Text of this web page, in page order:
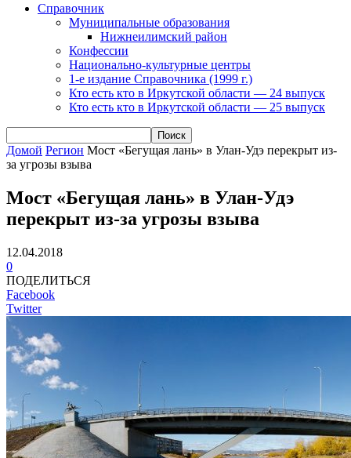
Справочник
Муниципальные образования
Нижнеилимский район
Конфессии
Национально-культурные центры
1-е издание Справочника (1999 г.)
Кто есть кто в Иркутской области — 24 выпуск
Кто есть кто в Иркутской области — 25 выпуск
Домой Регион Мост «Бегущая лань» в Улан-Удэ перекрыт из-
за угрозы взыва
Мост «Бегущая лань» в Улан-Удэ
перекрыт из-за угрозы взыва
12.04.2018
0
ПОДЕЛИТЬСЯ
Facebook
Twitter